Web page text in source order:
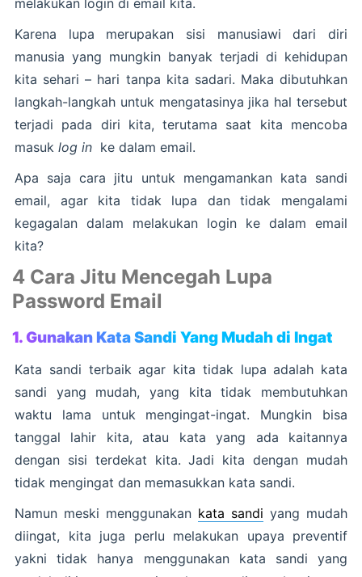
melakukan login di email kita.
Karena lupa merupakan sisi manusiawi dari diri
manusia yang mungkin banyak terjadi di kehidupan
kita sehari – hari tanpa kita sadari. Maka dibutuhkan
langkah-langkah untuk mengatasinya jika hal tersebut
terjadi pada diri kita, terutama saat kita mencoba
masuk log in ke dalam email.
Apa saja cara jitu untuk mengamankan kata sandi
email, agar kita tidak lupa dan tidak mengalami
kegagalan dalam melakukan login ke dalam email
kita?
4 Cara Jitu Mencegah Lupa
Password Email
1. Gunakan Kata Sandi Yang Mudah di Ingat
Kata sandi terbaik agar kita tidak lupa adalah kata
sandi yang mudah, yang kita tidak membutuhkan
waktu lama untuk mengingat-ingat. Mungkin bisa
tanggal lahir kita, atau kata yang ada kaitannya
dengan sisi terdekat kita. Jadi kita dengan mudah
tidak mengingat dan memasukkan kata sandi.
Namun meski menggunakan kata sandi yang mudah
diingat, kita juga perlu melakukan upaya preventif
yakni tidak hanya menggunakan kata sandi yang